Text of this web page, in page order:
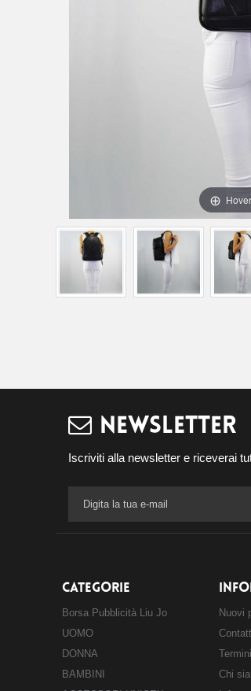
NEWSLETTER
Iscriviti alla newsletter e riceverai
CATEGORIE
Borsa Pubblicità Liu Jo
UOMO
DONNA
BAMBINI
Nuovi
Chi